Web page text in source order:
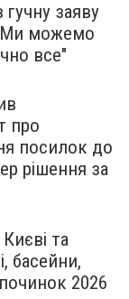
заяву
можемо
все"
про
посилок до
рішення за
та
басейни,
2026